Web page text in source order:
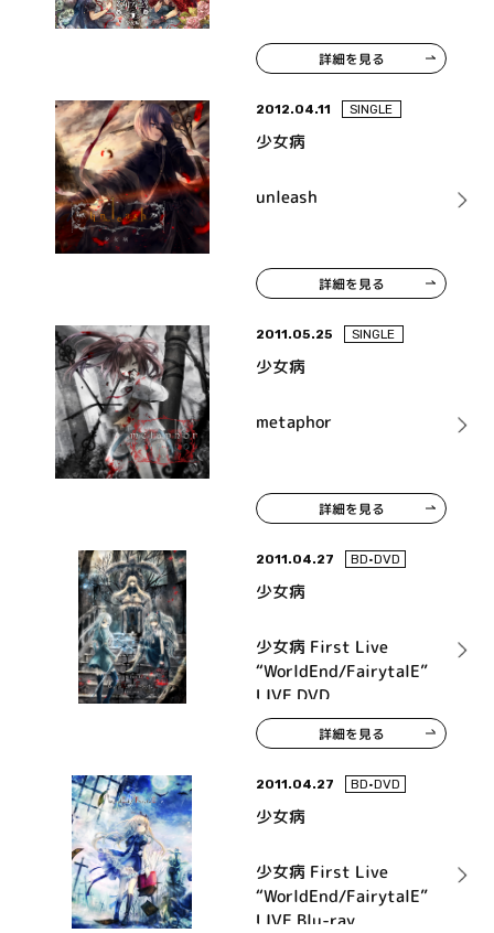
詳細を見る
2012.04.11 SINGLE
少女病
unleash
詳細を見る
2011.05.25 SINGLE
少女病
metaphor
詳細を見る
2011.04.27 BD•DVD
少女病
少女病 First Live
“WorldEnd/FairytalE”
LIVE DVD
詳細を見る
2011.04.27 BD•DVD
少女病
少女病 First Live
“WorldEnd/FairytalE”
LIVE Blu-ray